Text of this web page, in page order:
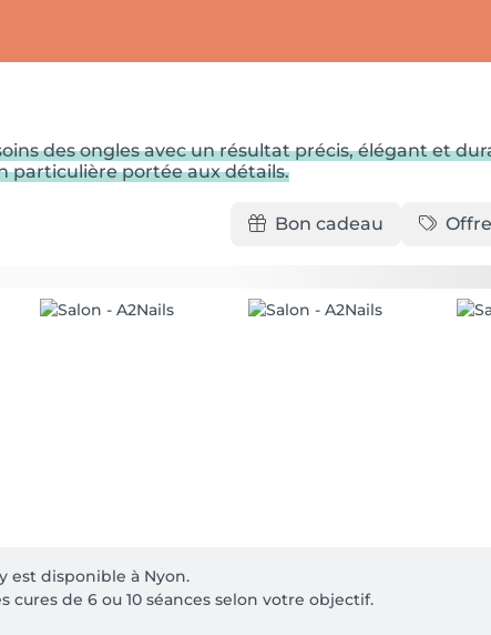
des ongles avec un résultat précis, élégant et
particulière portée aux détails.
Bon cadeau
est disponible à Nyon.
cures de 6 ou 10 séances selon votre objectif.